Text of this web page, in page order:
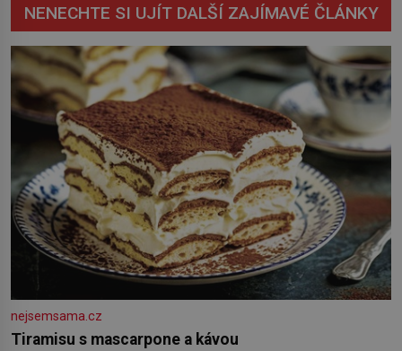
NENECHTE SI UJÍT DALŠÍ ZAJÍMAVÉ ČLÁNKY
nejsemsama.cz
Tiramisu s mascarpone a kávou